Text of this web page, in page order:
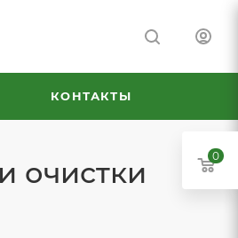
КОНТАКТЫ
очистки
0